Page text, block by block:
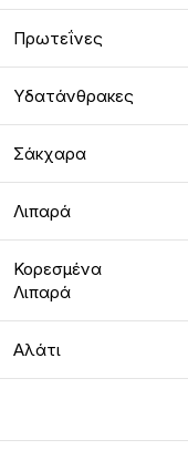
Πρωτεΐνες
Υδατάνθρακες
Σάκχαρα
Λιπαρά
Κορεσμένα
Λιπαρά
Αλάτι